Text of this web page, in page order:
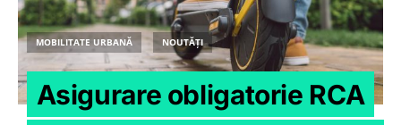
MOBILITATE URBANĂ NOUTĂȚI
Asigurare obligatorie RCA